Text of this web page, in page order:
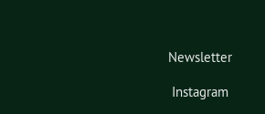
Newsletter
Instagram